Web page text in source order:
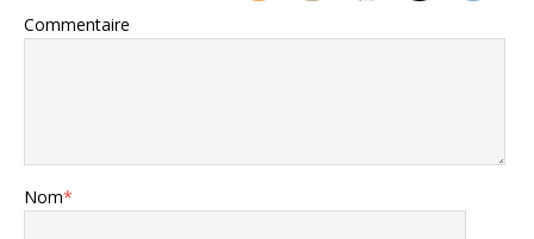
Commentaire
Nom*